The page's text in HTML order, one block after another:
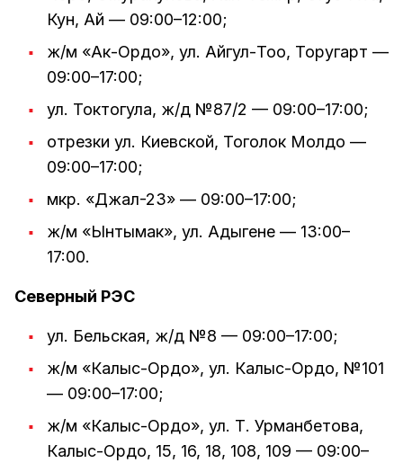
Кун, Ай — 09:00–12:00;
ж/м «Ак-Ордо», ул. Айгул-Тоо, Торугарт —
09:00–17:00;
ул. Токтогула, ж/д №87/2 — 09:00–17:00;
отрезки ул. Киевской, Тоголок Молдо —
09:00–17:00;
мкр. «Джал-23» — 09:00–17:00;
ж/м «Ынтымак», ул. Адыгене — 13:00–
17:00.
Северный РЭС
ул. Бельская, ж/д №8 — 09:00–17:00;
ж/м «Калыс-Ордо», ул. Калыс-Ордо, №101
— 09:00–17:00;
ж/м «Калыс-Ордо», ул. Т. Урманбетова,
Калыс-Ордо, 15, 16, 18, 108, 109 — 09:00–